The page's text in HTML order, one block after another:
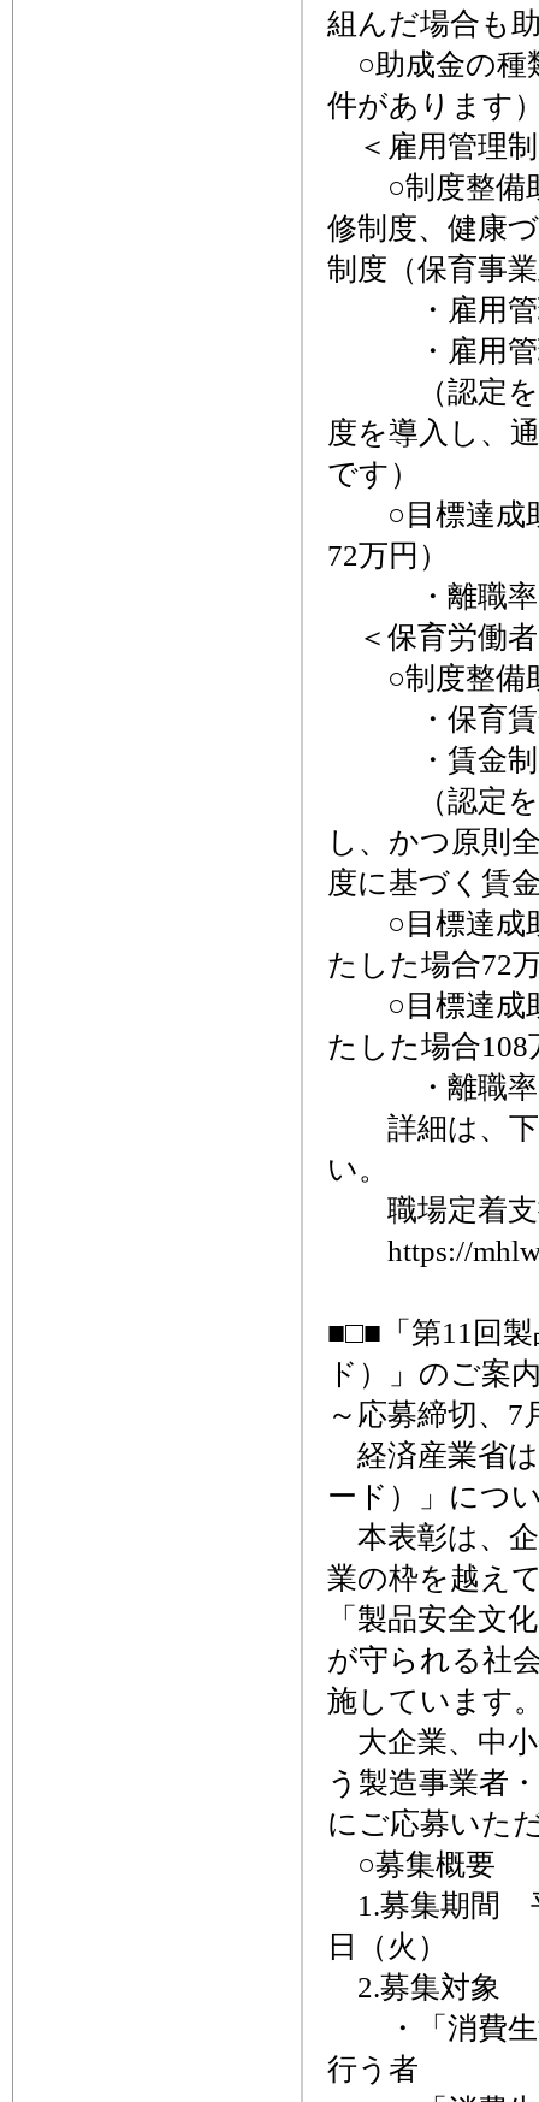
組んだ場合も
○助成金の種
件があります
＜雇用管理
○制度整備助
修制度、健康
制度（保育事
・雇用管理
・雇用管理
（認定を受
度を導入し、
です）
○目標達成助
72万円）
・離職率の
＜保育労働
○制度整備
・保育賃金
・賃金制度
（認定を受
し、かつ原則
度に基づく賃
○目標達成助
たした場合72
○目標達成助
たした場合108
・離職率の
詳細は、下
い。
職場定着支
https://
■□■「第11回
ド）」のご案
～応募締切、7
経済産業省は
ード）」につ
本表彰は、
業の枠を越え
「製品安全文
が守られる社
施しています
大企業、中小
う製造事業者
にご応募いた
○募集概要
1.募集期間
日（火）
2.募集対象
・「消費生
行う者